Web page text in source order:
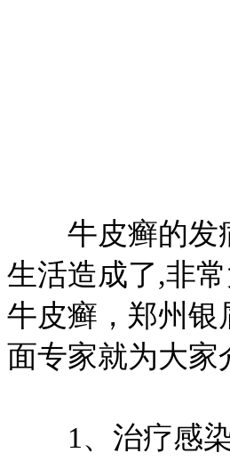
牛皮癣的发病
生活造成了,非
牛皮癣，郑州银
面专家就为大家
1、治疗感染